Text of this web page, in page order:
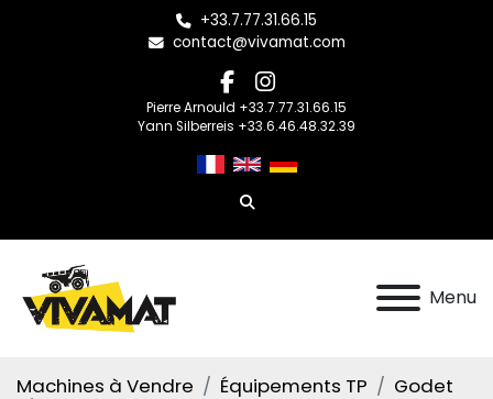
+33.7.77.31.66.15
contact@vivamat.com
facebook
instagram
Pierre Arnould +33.7.77.31.66.15
Yann Silberreis +33.6.46.48.32.39
Rechercher
Menu
Machines à Vendre Équipements TP
Godet